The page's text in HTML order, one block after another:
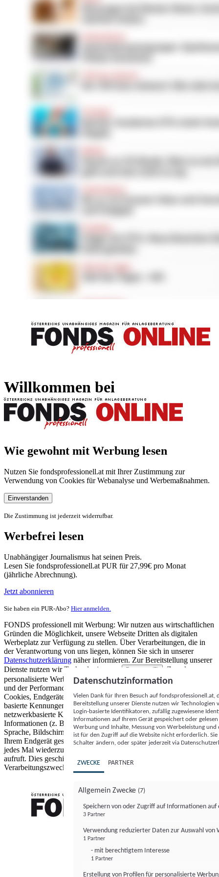
Willkommen bei
Wie gewohnt mit Werbung lesen
Nutzen Sie fondsprofessionell.at mit Ihrer Zustimmung zur
Verwendung von Cookies für Webanalyse und Werbemaßnahmen.
Einverstanden
Die Zustimmung ist jederzeit widerrufbar.
Werbefrei lesen
Unabhängiger Journalismus hat seinen Preis.
Lesen Sie fondsprofessionell.at PUR für 27,99€ pro Monat
(jährliche Abrechnung).
Jetzt abonnieren
Sie haben ein PUR-Abo? Hier anmelden.
FONDS professionell mit Werbung: Wir nutzen aus wirtschaftlichen
Gründen die Möglichkeit, unsere Webseite Dritten als digitalen
Werbeplatz zur Verfügung zu stellen. Über Verarbeitungen, die in
der Verantwortung von uns liegen, können Sie sich in unserer
Datenschutzerklärung näher informieren. Zur Bereitstellung unserer
Dienste nutzen wir Technologien von
Partnern (5)
. Zwecke:
personalisierte Werbung und Inhalte, Messung von Werbeleistung
und der Performance von Inhalten sowie Zielgruppenforschung.
Cookies, Endgeräte- oder ähnliche Online-Kennungen (z. B. login-
basierte Kennungen, zufällig generierte Kennungen,
netzwerkbasierte Kennungen) können zusammen mit anderen
Informationen (z. B. Browsertyp und Browserinformationen,
Sprache, Bildschirmgröße, unterstützte Technologien usw.) auf
Ihrem Endgerät gespeichert oder von dort ausgelesen werden, um es
jedes Mal wiederzuerkennen, wenn es eine App oder einer Webseite
aufruft. Dies geschieht für einen oder mehrere der hier aufgeführten
Verarbeitungszwecke.
Datenschutzinformation
Vielen Dank für Ihren Besuch auf
Bereitstellung unserer Dienste nutzen wir Technologien
Login-basierte Identifikatoren, zufällig zugewiesene
Informationen auf Ihrem Gerät gespeichert oder
Werbung und Inhalte, Messung von Werbeleistung
ist für den Zugriff auf die Website nicht erforderlich.
Schalter ändern, oder später jederzeit via
ZWECKE PARTNER
Allgemein Zwecke (7)
Speichern von oder Zugriff auf Informationen auf
3 Partner
Verwendung reduzierter Daten zur Auswahl von
1 Partner
- mit berechtigtem Interesse
1 Partner
Erstellung von Profilen für personalisierte
FONDS professionell